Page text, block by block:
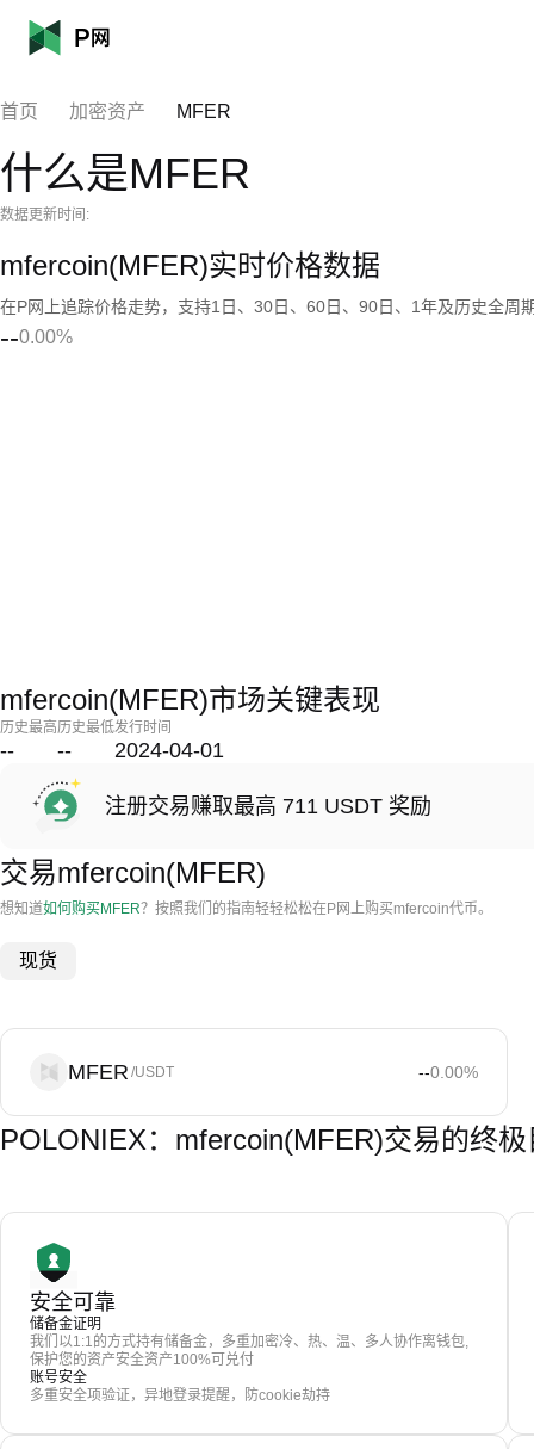
首页 加密资产 MFER
什么是MFER
数据更新时间:
mfercoin(MFER)实时价格数据
在P网上追踪价格走势，支持1日、30日、60日、90日、1年及历史全周
--0.00%
mfercoin(MFER)市场关键表现
历史最高
--
历史最低
--
发行时间
2024-04-01
注册交易赚取最高 711 USDT 奖励
交易mfercoin(MFER)
想知道如何购买MFER？按照我们的指南轻轻松松在P网上购买mfercoin代币。
现货
MFER /USDT --0.00%
POLONIEX：mfercoin(MFER)交易的终
安全可靠
储备金证明
我们以1:1的方式持有储备金，多重加密冷、热、温、多人协作离钱包,
保护您的资产安全资产100%可兑付
账号安全
多重安全项验证，异地登录提醒，防cookie劫持